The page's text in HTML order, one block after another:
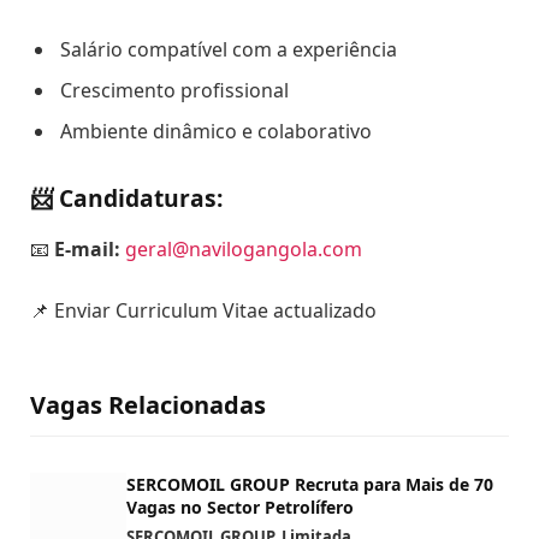
Salário compatível com a experiência
Crescimento profissional
Ambiente dinâmico e colaborativo
📨 Candidaturas:
📧 E-mail: geral@navilogangola.com
📌 Enviar Curriculum Vitae actualizado
Vagas Relacionadas
SERCOMOIL GROUP Recruta para Mais de 70
Vagas no Sector Petrolífero